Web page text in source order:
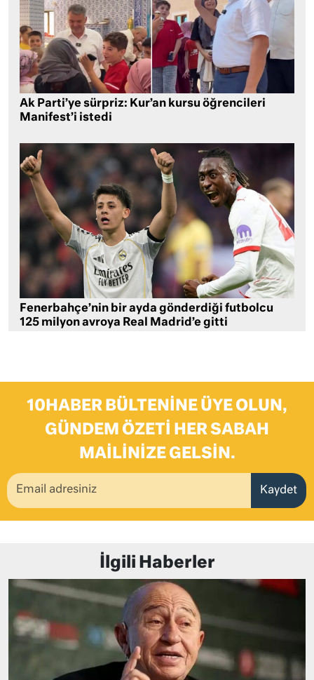
Ak Parti’ye sürpriz: Kur’an kursu öğrencileri
Manifest’i istedi
Fenerbahçe’nin bir ayda gönderdiği futbolcu
125 milyon avroya Real Madrid’e gitti
10HABER BÜLTENINE ÜYE OLUN,
GÜNDEM ÖZETI HER SABAH
MAILINIZE GELSIN.
Kaydet
İlgili Haberler